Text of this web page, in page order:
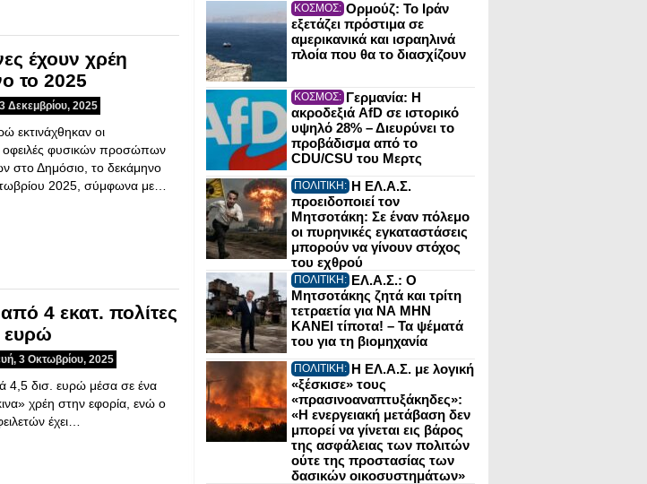
έχουν χρέη
το 2025
Δεκεμβρίου, 2025
εκτινάχθηκαν οι
οφειλές φυσικών προσώπων
στο Δημόσιο, το δεκάμηνο
2025, σύμφωνα με…
4 εκατ. πολίτες
ευρώ
3 Οκτωβρίου, 2025
4,5 δισ. ευρώ μέσα σε ένα
χρέη στην εφορία, ενώ ο
έχει…
ΚΟΣΜΟΣ: Ορμούζ: Το Ιράν
εξετάζει πρόστιμα σε
αμερικανικά και ισραηλινά
πλοία που θα το διασχίζουν
ΚΟΣΜΟΣ: Γερμανία: Η
ακροδεξιά AfD σε ιστορικό
υψηλό 28% – Διευρύνει το
προβάδισμα από το
CDU/CSU του Μερτς
ΠΟΛΙΤΙΚΗ: Η ΕΛ.Α.Σ.
προειδοποιεί τον
Μητσοτάκη: Σε έναν πόλεμο
οι πυρηνικές εγκαταστάσεις
μπορούν να γίνουν στόχος
του εχθρού
ΠΟΛΙΤΙΚΗ: ΕΛ.Α.Σ.: Ο
Μητσοτάκης ζητά και τρίτη
τετραετία για ΝΑ ΜΗΝ
ΚΑΝΕΙ τίποτα! – Τα ψέματά
του για τη βιομηχανία
ΠΟΛΙΤΙΚΗ: Η ΕΛ.Α.Σ. με λογική
«ξέσκισε» τους
«πρασινοαναπτυξάκηδες»:
«Η ενεργειακή μετάβαση δεν
μπορεί να γίνεται εις βάρος
της ασφάλειας των πολιτών
ούτε της προστασίας των
δασικών οικοσυστημάτων»